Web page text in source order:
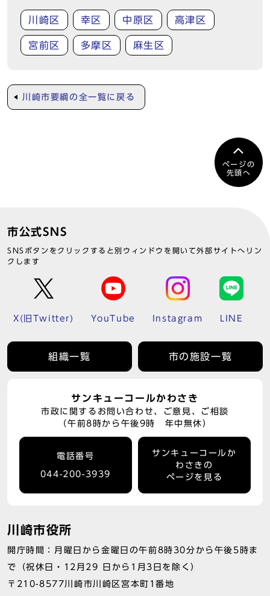
川崎区 幸区 中原区 高津区
宮前区 多摩区 麻生区
川崎市要綱の全一覧に戻る
ページの
先頭へ
市公式SNS
SNSボタンをクリックすると別ウィンドウを開いて外部サイトへリン
クします
X(旧Twitter) YouTube Instagram LINE
組織一覧 市の施設一覧
サンキューコールかわさき
市政に関するお問い合わせ、ご意見、ご相談
（午前8時から午後9時 年中無休）
電話番号
044-200-3939
サンキューコールか
わさきの
ページを見る
川崎市役所
開庁時間：月曜日から金曜日の午前8時30分から午後5時ま
で（祝休日・12月29 日から1月3日を除く）
〒210-8577川崎市川崎区宮本町1番地